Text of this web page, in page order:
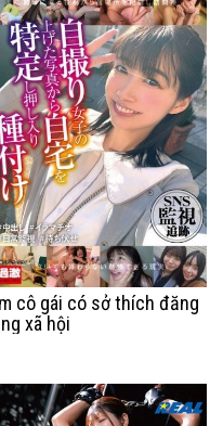
cô gái có sở thích đăng
xã hội